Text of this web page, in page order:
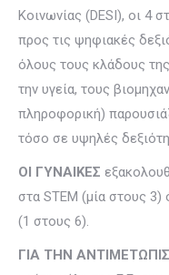
Κοινωνίας (DESI), οι 4
προς τις ψηφιακές
όλους τους κλάδους
την υγεία, τους
πληροφορική)
τόσο σε υψηλές
ΟΙ ΓΥΝΑΙΚΕΣ
στα STEM (μία στους
(1 στους 6).
ΓΙΑ ΤΗΝ